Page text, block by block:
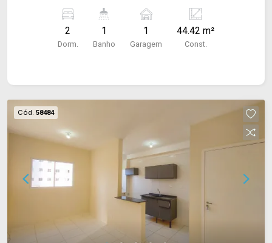
#estudantes
2
Dorm.
1
Banho
1
Garagem
44.42 m²
Const.
Cód. 58484